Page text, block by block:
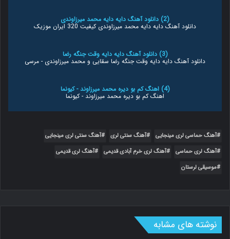
(2) دانلود آهنگ دایه دایه محمد میرزاوندی
دانلود آهنگ دایه دایه محمد میرزاوندی کیفیت 320 ایران موزیک
(3) دانلود آهنگ دایه دایه وقت جنگه رضا
دانلود آهنگ دایه دایه وقت جنگه رضا سقایی و محمد میرزاوندی - مرسی
(4) اهنگ کم بو دیره محمد میرزاوند - کیونما
اهنگ کم بو دیره محمد میرزاوند - کیونما
دانلود آهنگ لری دایه دایه وقت جنگه از رضا سقایی با لینک مستقیم
دانلود گلچین آهنگهای استاد سیفالدین آشتیانی خواننده موسیقی لری
زاده 2 میرزاوند 2 بی مریم 2 آهنگ بختیاری 2 آلبوم های
آهنگ حماسی لری مینجایی آهنگ سنتی لری
آهنگ سنتی لری مینجایی
آهنگ لری حماسی
آهنگ لری خرم آبادی قدیمی
آهنگ لری قدیمی
موسیقی لرستان
نوشته های مشابه